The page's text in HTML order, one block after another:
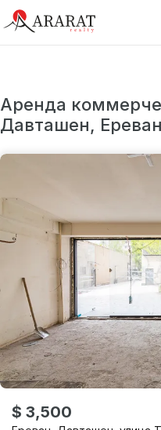
Аренда
Давташен, Ереван
$ 3,500